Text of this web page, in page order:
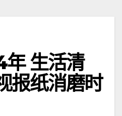
生活清
报纸消磨时